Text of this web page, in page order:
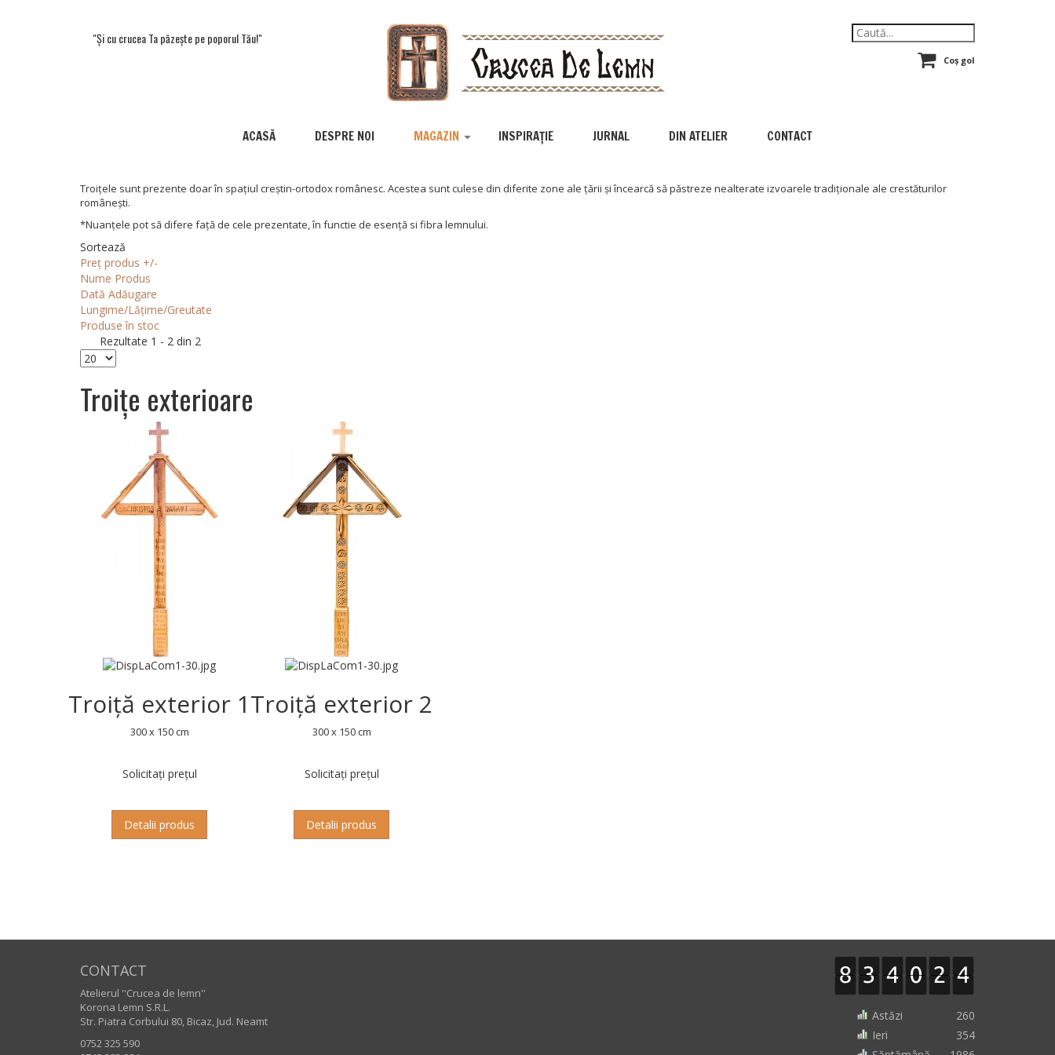
"Și cu crucea Ta păzește pe poporul Tău!"
Coș gol
ACASĂ DESPRE NOI MAGAZIN INSPIRAȚIE JURNAL DIN ATELIER CONTACT
Troițele sunt prezente doar în spațiul creștin-ortodox românesc. Acestea sunt culese din diferite zone ale țării și încearcă să păstreze nealterate izvoarele tradiționale ale crestăturilor
românești.
*Nuanțele pot să difere față de cele prezentate, în functie de esență si fibra lemnului.
Sortează
Preț produs +/-
Nume Produs
Dată Adăugare
Lungime/Lățime/Greutate
Produse în stoc
Rezultate 1 - 2 din 2
Troițe exterioare
Troiță exterior 1
300 x 150 cm
Solicitați prețul
Detalii produs
Troiță exterior 2
300 x 150 cm
Solicitați prețul
Detalii produs
CONTACT
Atelierul ''Crucea de lemn''
Korona Lemn S.R.L.
Str. Piatra Corbului 80, Bicaz, Jud. Neamt
0752 325 590
Astăzi
260
Ieri
354